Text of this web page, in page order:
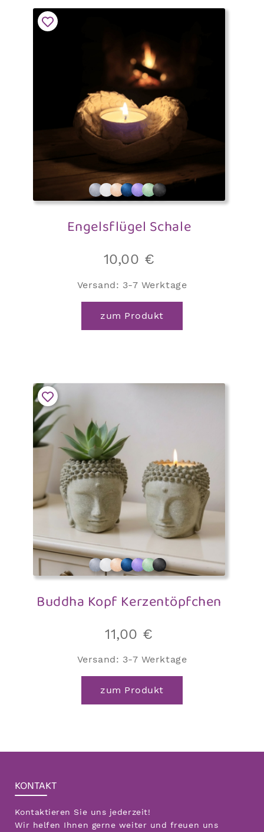
Engelsflügel Schale
10,00 €
Versand: 3-7 Werktage
zum Produkt
Buddha Kopf Kerzentöpfchen
11,00 €
Versand: 3-7 Werktage
zum Produkt
KONTAKT
Kontaktieren Sie uns jederzeit!
Wir helfen Ihnen gerne weiter und freuen uns